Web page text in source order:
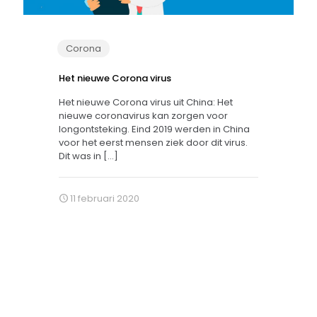
Corona
Het nieuwe Corona virus
Het nieuwe Corona virus uit China: Het
nieuwe coronavirus kan zorgen voor
longontsteking. Eind 2019 werden in China
voor het eerst mensen ziek door dit virus.
Dit was in […]
11 februari 2020